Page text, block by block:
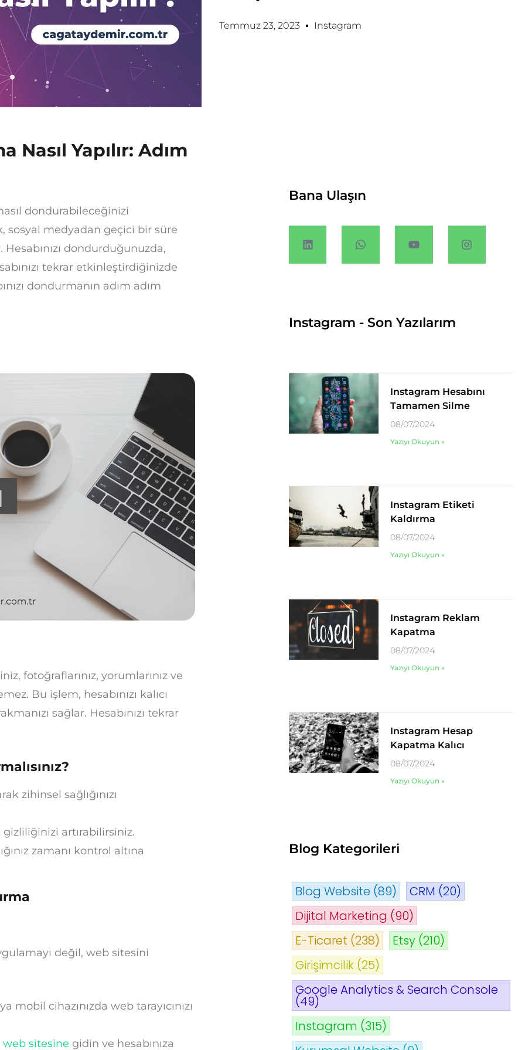
Temmuz 23, 2023 Instagram
Yapılır: Adım
dondurabileceğinizi
sosyal medyadan geçici bir süre
dondurduğunuzda,
tekrar etkinleştirdiğinizde
dondurmanın adım adım
fotoğraflarınız, yorumlarınız ve
Bu işlem, hesabınızı kalıcı
sağlar. Hesabınızı tekrar
zihinsel sağlığınızı
gizliliğinizi artırabilirsiniz.
zamanı kontrol altına
değil, web sitesini
mobil cihazınızda web tarayıcınızı
sitesine gidin ve hesabınıza
Bana Ulaşın
Instagram - Son Yazılarım
Instagram Hesabını
Tamamen Silme
08/07/2024
Yazıyı Okuyun »
Instagram Etiketi
Kaldırma
08/07/2024
Yazıyı Okuyun »
Instagram Reklam
Kapatma
08/07/2024
Yazıyı Okuyun »
Instagram Hesap
Kapatma Kalıcı
08/07/2024
Yazıyı Okuyun »
Blog Kategorileri
Blog Website (89) CRM (20)
Dijital Marketing (90)
E-Ticaret (238) Etsy (210)
Girişimcilik (25)
Google Analytics & Search Console
(49)
Instagram (315)